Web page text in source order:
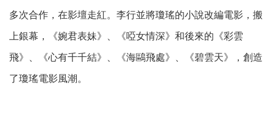
多次合作，在影壇走紅。李行並將瓊瑤的小說改編電影，搬
上銀幕，《婉君表妹》、《啞女情深》和後來的《彩雲
飛》、《心有千千結》、《海鷗飛處》、《碧雲天》，創造
了瓊瑤電影風潮。